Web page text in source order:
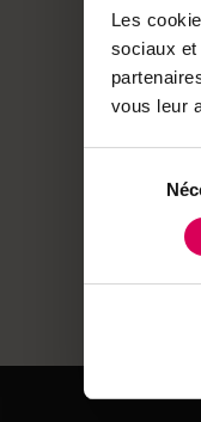
Les
sociaux
vous leur
consentement
*En